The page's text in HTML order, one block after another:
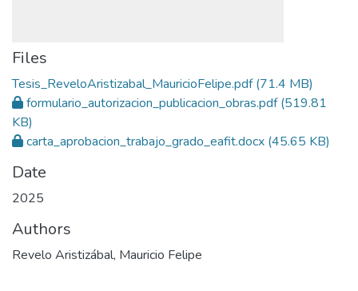
Files
Tesis_ReveloAristizabal_MauricioFelipe.pdf(71.4 MB)
formulario_autorizacion_publicacion_obras.pdf(519.81
KB)
carta_aprobacion_trabajo_grado_eafit.docx (45.65 KB)
Date
2025
Authors
Revelo Aristizábal, Mauricio Felipe